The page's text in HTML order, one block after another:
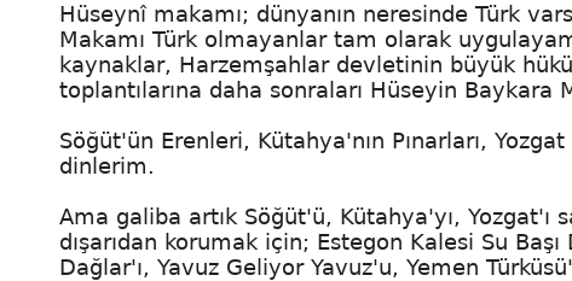
Hüseynî makamı; dünyanın neresinde Türk
Makamı Türk olmayanlar tam olarak
kaynaklar, Harzemşahlar devletinin büyük
toplantılarına daha sonraları Hüseyin Baykara
Söğüt'ün Erenleri, Kütahya'nın Pınarları,
dinlerim.
Ama galiba artık Söğüt'ü, Kütahya'yı, Yozgat'ı
dışarıdan korumak için; Estegon Kalesi Su
Dağlar'ı, Yavuz Geliyor Yavuz'u, Yemen